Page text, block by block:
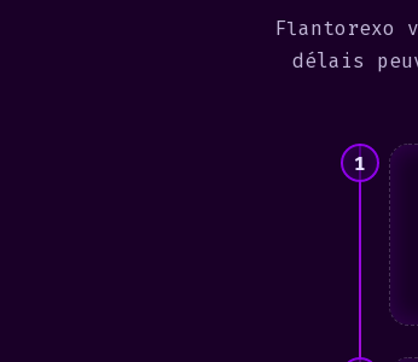
Flantorexo
délais
1